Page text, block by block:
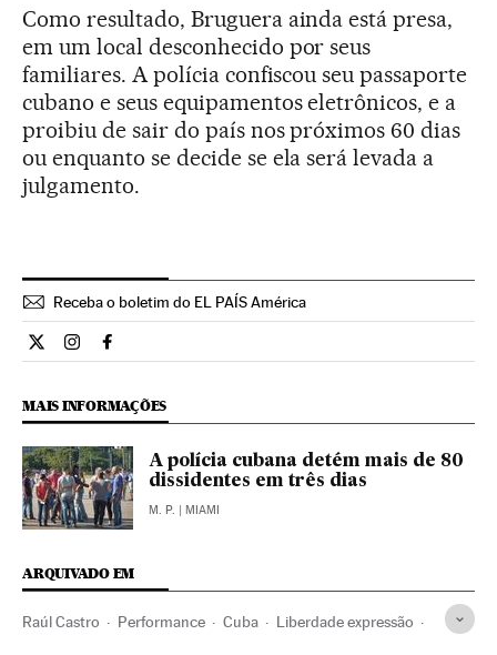
Como resultado, Bruguera ainda está presa,
em um local desconhecido por seus
familiares. A polícia confiscou seu passaporte
cubano e seus equipamentos eletrônicos, e a
proibiu de sair do país nos próximos 60 dias
ou enquanto se decide se ela será levada a
julgamento.
Receba o boletim do EL PAÍS América
Internacional El País Brasil en Twitter
Internacional El País Brasil en Instagram
Internacional El País Brasil en Facebook
MAIS INFORMAÇÕES
A polícia cubana detém mais de 80
dissidentes em três dias
M. P. | MIAMI
ARQUIVADO EM
Raúl Castro Performance Cuba Liberdade expressão